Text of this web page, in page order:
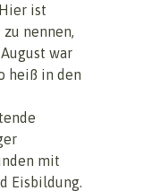
ist
zu nennen,
war
heiß in den
mit
Eisbildung.